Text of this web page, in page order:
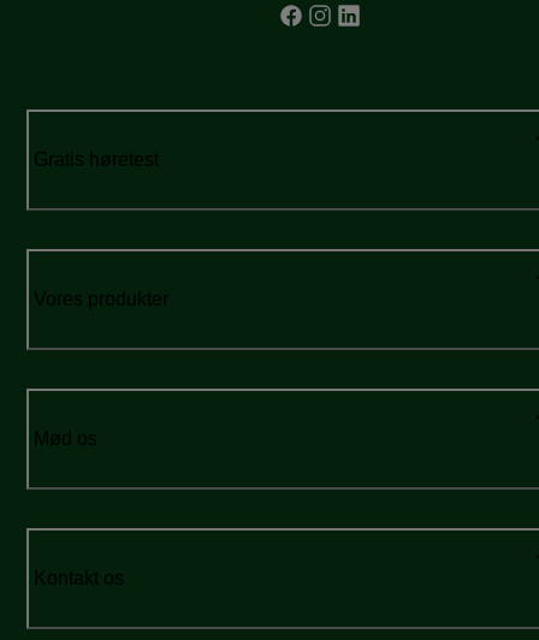
Gratis høretest
Vores produkter
Mød os
Kontakt os